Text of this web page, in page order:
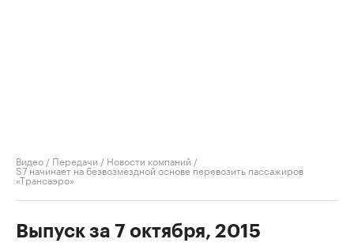
Видео / Передачи / Новости компаний /
S7 начинает на безвозмездной основе перевозить пассажиров
«Трансаэро»
Выпуск за 7 октября, 2015